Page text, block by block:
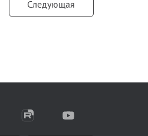
Следующая